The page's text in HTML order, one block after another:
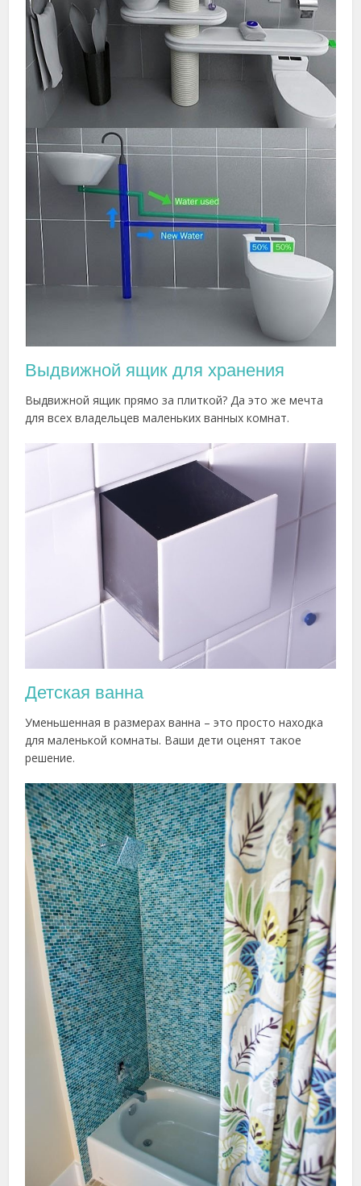
Выдвижной ящик для хранения
Выдвижной ящик прямо за плиткой? Да это же мечта
для всех владельцев маленьких ванных комнат.
Детская ванна
Уменьшенная в размерах ванна – это просто находка
для маленькой комнаты. Ваши дети оценят такое
решение.